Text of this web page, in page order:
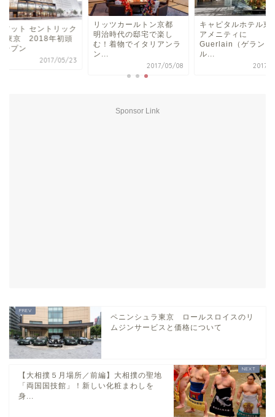
アット セントリック
東京 2018年初頭
ープン
2017/05/23
リッツカールトン京都
明治時代の邸宅で楽し
む！着物でイタリアンラ
ン...
2017/05/08
キャピタルホテル
アメニティに
Guerlain（ゲラン）
ル...
2017/
Sponsor Link
ペニンシュラ東京 ロールスロイスのリ
ムジンサービスと価格について
【大相撲５月場所／前編】大相撲の聖地
「両国国技館」！新しい化粧まわしを
身...